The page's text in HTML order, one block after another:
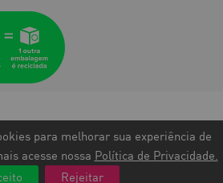
para melhorar sua experiência de
acesse nossa Política de Privacidade.
Rejeitar
DIREITOS RESERVADOS.
Importação SA - CNPJ: 12.744.600/0001-43